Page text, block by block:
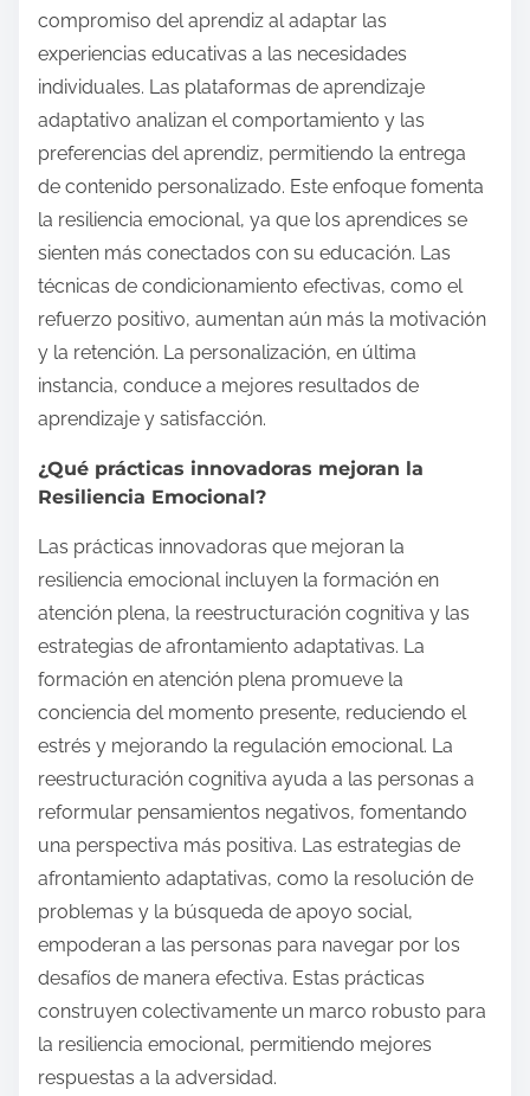
compromiso del aprendiz al adaptar las
experiencias educativas a las necesidades
individuales. Las plataformas de aprendizaje
adaptativo analizan el comportamiento y las
preferencias del aprendiz, permitiendo la entrega
de contenido personalizado. Este enfoque fomenta
la resiliencia emocional, ya que los aprendices se
sienten más conectados con su educación. Las
técnicas de condicionamiento efectivas, como el
refuerzo positivo, aumentan aún más la motivación
y la retención. La personalización, en última
instancia, conduce a mejores resultados de
aprendizaje y satisfacción.
¿Qué prácticas innovadoras mejoran la
Resiliencia Emocional?
Las prácticas innovadoras que mejoran la
resiliencia emocional incluyen la formación en
atención plena, la reestructuración cognitiva y las
estrategias de afrontamiento adaptativas. La
formación en atención plena promueve la
conciencia del momento presente, reduciendo el
estrés y mejorando la regulación emocional. La
reestructuración cognitiva ayuda a las personas a
reformular pensamientos negativos, fomentando
una perspectiva más positiva. Las estrategias de
afrontamiento adaptativas, como la resolución de
problemas y la búsqueda de apoyo social,
empoderan a las personas para navegar por los
desafíos de manera efectiva. Estas prácticas
construyen colectivamente un marco robusto para
la resiliencia emocional, permitiendo mejores
respuestas a la adversidad.